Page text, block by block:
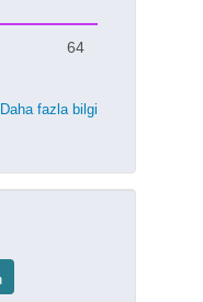
64
Daha fazla bilgi